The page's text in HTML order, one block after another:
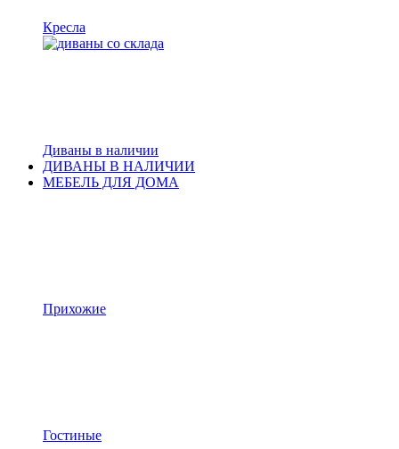
Кресла
Диваны в наличии
ДИВАНЫ В НАЛИЧИИ
МЕБЕЛЬ ДЛЯ ДОМА
Прихожие
Гостиные